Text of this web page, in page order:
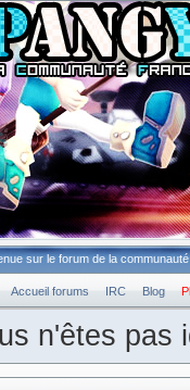
sur le forum de la
Accueil forums IRC Blog
n'êtes pas